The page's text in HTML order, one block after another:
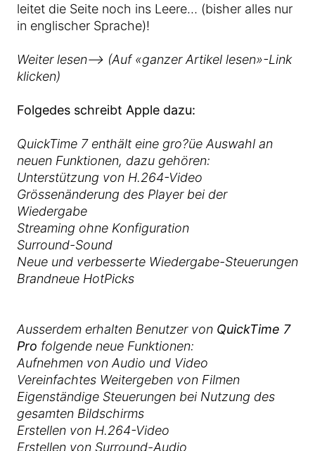
leitet die Seite noch ins Leere… (bisher alles nur
in englischer Sprache)!
Weiter lesen—> (Auf «ganzer Artikel lesen»-Link
klicken)
Folgedes schreibt Apple dazu:
QuickTime 7 enthält eine gro?üe Auswahl an
neuen Funktionen, dazu gehören:
Unterstützung von H.264-Video
Grössenänderung des Player bei der
Wiedergabe
Streaming ohne Konfiguration
Surround-Sound
Neue und verbesserte Wiedergabe-Steuerungen
Brandneue HotPicks
Ausserdem erhalten Benutzer von QuickTime 7
Pro folgende neue Funktionen:
Aufnehmen von Audio und Video
Vereinfachtes Weitergeben von Filmen
Eigenständige Steuerungen bei Nutzung des
gesamten Bildschirms
Erstellen von H.264-Video
Erstellen von Surround-Audio